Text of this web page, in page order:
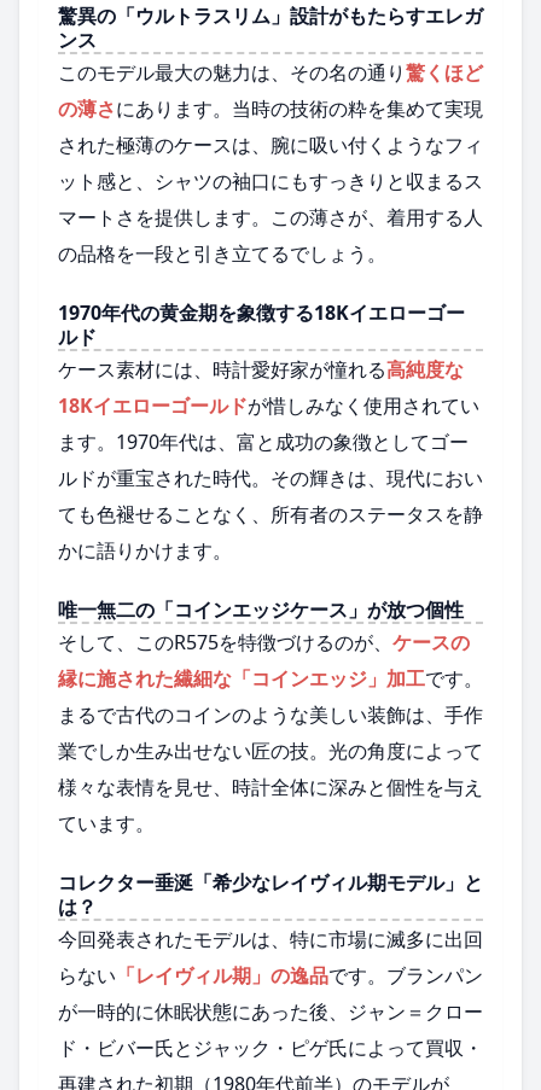
驚異の「ウルトラスリム」設計がもたらすエレガ
ンス
このモデル最大の魅力は、その名の通り驚くほど
の薄さにあります。当時の技術の粋を集めて実現
された極薄のケースは、腕に吸い付くようなフィ
ット感と、シャツの袖口にもすっきりと収まるス
マートさを提供します。この薄さが、着用する人
の品格を一段と引き立てるでしょう。
1970年代の黄金期を象徴する18Kイエローゴー
ルド
ケース素材には、時計愛好家が憧れる高純度な
18Kイエローゴールドが惜しみなく使用されてい
ます。1970年代は、富と成功の象徴としてゴー
ルドが重宝された時代。その輝きは、現代におい
ても色褪せることなく、所有者のステータスを静
かに語りかけます。
唯一無二の「コインエッジケース」が放つ個性
そして、このR575を特徴づけるのが、 ケースの
縁に施された繊細な「コインエッジ」加工です。
まるで古代のコインのような美しい装飾は、手作
業でしか生み出せない匠の技。光の角度によって
様々な表情を見せ、時計全体に深みと個性を与え
ています。
コレクター垂涎「希少なレイヴィル期モデル」と
は？
今回発表されたモデルは、特に市場に滅多に出回
らない 「レイヴィル期」の逸品です。ブランパン
が一時的に休眠状態にあった後、ジャン＝クロー
ド・ビバー氏とジャック・ピゲ氏によって買収・
再建された初期（1980年代前半）のモデルが